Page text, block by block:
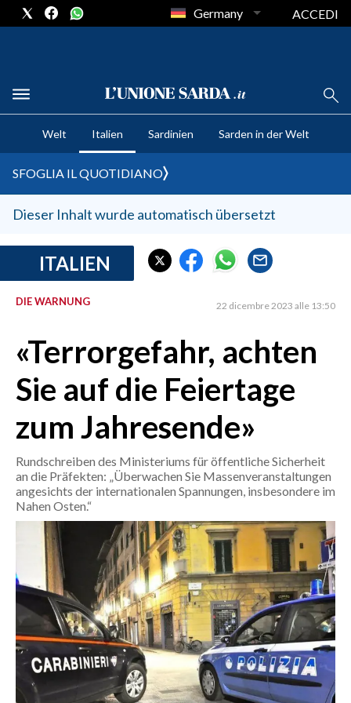
CRONACA SARDEGNA
CAGLIARI
SULCIS IGLESIENTE
MEDIO CAMPIDANO
SASSARI E PROVINCIA
GALLURA
NUORO E PROVINCIA
AGENDA
CRONACA
MONDO
POLITICA
ECONOMIA
SERVIZI ALLE IMPRESE
LAVORO
BANDI
SPORT IN SARDEGNA
SPORT
RISULTATI E CLASSIFICHE
Germany ACCEDI
Welt Italien Sardinien Sarden in der Welt
SFOGLIA IL QUOTIDIANO
Dieser Inhalt wurde automatisch übersetzt
ITALIEN
DIE WARNUNG 22 dicembre 2023 alle 13:50
«Terrorgefahr, achten
Sie auf die Feiertage
zum Jahresende»
Rundschreiben des Ministeriums für öffentliche Sicherheit
an die Präfekten: „Überwachen Sie Massenveranstaltungen
angesichts der internationalen Spannungen, insbesondere im
Nahen Osten.“